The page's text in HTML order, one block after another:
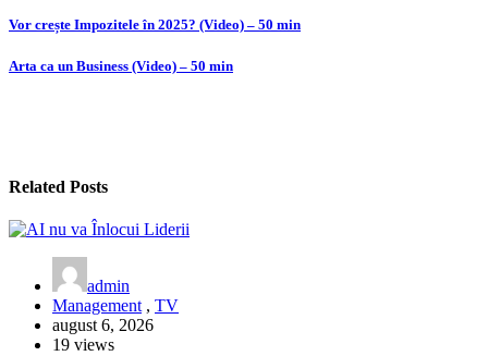
Navigare
în
Vor crește Impozitele în 2025? (Video) – 50 min
Arta ca un Business (Video) – 50 min
Related Posts
admin
Management , TV
august 6, 2026
19 views